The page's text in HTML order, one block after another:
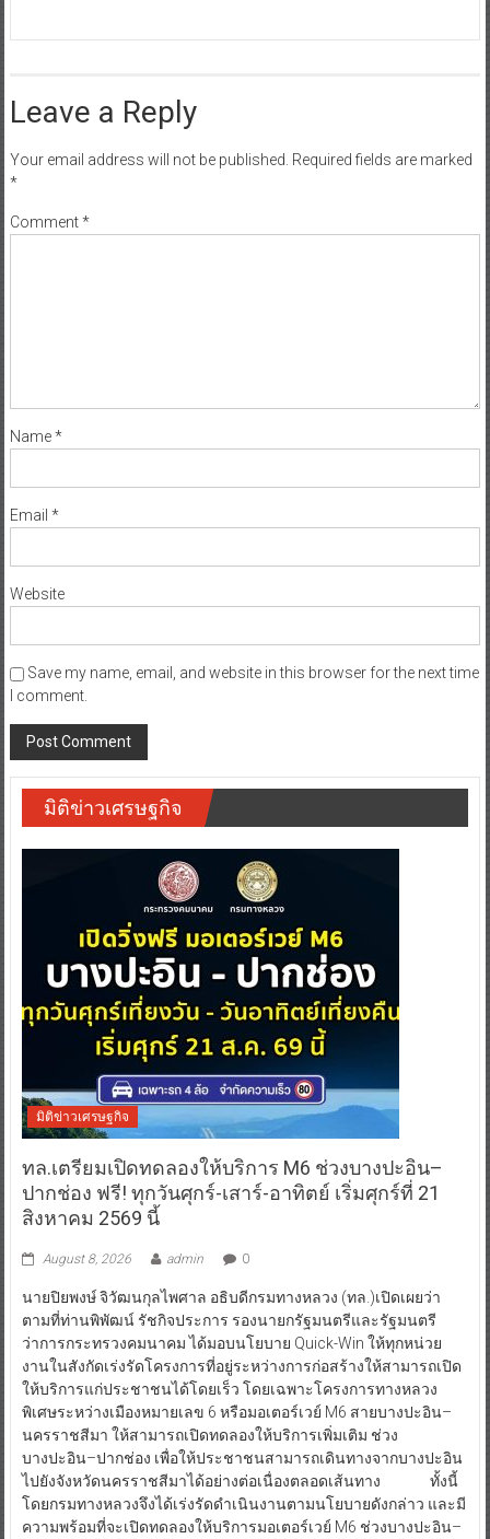
Leave a Reply
Your email address will not be published. Required fields are marked
*
Comment*
Name*
Email *
Website
Save my name, email, and website in this browser for the next time
I comment.
มิติข่าวเศรษฐกิจ
มิติข่าวเศรษฐกิจ
ทล.เตรียมเปิดทดลองให้บริการ M6 ช่วงบางปะอิน–
ปากช่อง ฟรี! ทุกวันศุกร์-เสาร์-อาทิตย์ เริ่มศุกร์ที่ 21
สิงหาคม 2569 นี้
August 8, 2026 admin 0
นายปิยพงษ์ จิวัฒนกุลไพศาล อธิบดีกรมทางหลวง (ทล.)เปิดเผยว่า
ตามที่ท่านพิพัฒน์ รัชกิจประการ รองนายกรัฐมนตรีและรัฐมนตรี
ว่าการกระทรวงคมนาคม ได้มอบนโยบาย Quick-Win ให้ทุกหน่วย
งานในสังกัดเร่งรัดโครงการที่อยู่ระหว่างการก่อสร้างให้สามารถเปิด
ให้บริการแก่ประชาชนได้โดยเร็ว โดยเฉพาะโครงการทางหลวง
พิเศษระหว่างเมืองหมายเลข 6 หรือมอเตอร์เวย์ M6 สายบางปะอิน–
นครราชสีมา ให้สามารถเปิดทดลองให้บริการเพิ่มเติม ช่วง
บางปะอิน–ปากช่อง เพื่อให้ประชาชนสามารถเดินทางจากบางปะอิน
ไปยังจังหวัดนครราชสีมาได้อย่างต่อเนื่องตลอดเส้นทาง ทั้งนี้
โดยกรมทางหลวงจึงได้เร่งรัดดำเนินงานตามนโยบายดังกล่าว และมี
ความพร้อมที่จะเปิดทดลองให้บริการมอเตอร์เวย์ M6 ช่วงบางปะอิน–